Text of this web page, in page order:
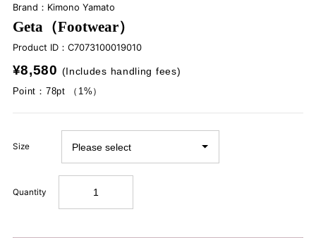
Brand：Kimono Yamato
Geta（Footwear）
Product ID： C7073100019010
¥8,580 (Includes handling fees)
Point：78pt （1%）
Size
Quantity